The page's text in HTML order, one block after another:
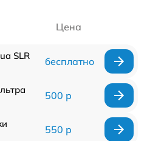
Цена
SLR
бесплатно
500 р
550 р